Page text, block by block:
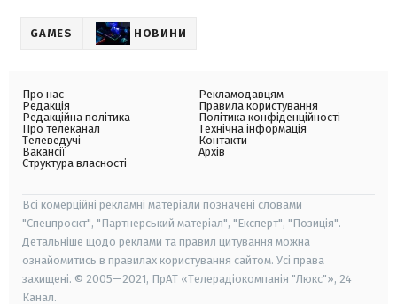
GAMES НОВИНИ
Про нас
Редакція
Редакційна політика
Про телеканал
Телеведучі
Вакансії
Структура власності
Рекламодавцям
Правила користування
Політика конфіденційності
Технічна інформація
Контакти
Архів
Всі комерційні рекламні матеріали позначені словами
"Спецпроєкт", "Партнерський матеріал", "Експерт", "Позиція".
Детальніше щодо реклами та правил цитування можна
ознайомитись в правилах користування сайтом. Усі права
захищені. © 2005—2021, ПрАТ «Телерадіокомпанія "Люкс"», 24
Канал.